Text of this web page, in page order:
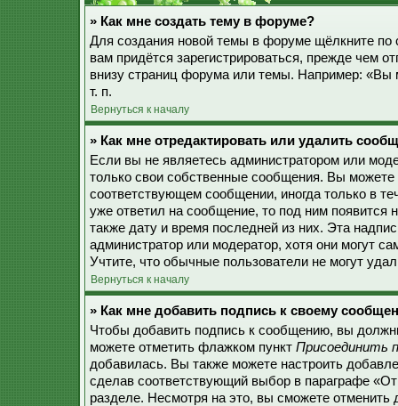
» Как мне создать тему в форуме?
Для создания новой темы в форуме щёлкните
вам придётся зарегистрироваться, прежде чем
внизу страниц форума или темы. Например: «Вы
т. п.
Вернуться к началу
» Как мне отредактировать или удалить
Если вы не являетесь администратором или
только свои собственные сообщения. Вы
соответствующем сообщении, иногда только в
уже ответил на сообщение, то под ним появится
также дату и время последней из них. Эта
администратор или модератор, хотя они могут
Учтите, что обычные пользователи не могут
Вернуться к началу
» Как мне добавить подпись к своему
Чтобы добавить подпись к сообщению, вы
можете отметить флажком пункт Присоединить
добавилась. Вы также можете настроить
сделав соответствующий выбор в параграфе
разделе. Несмотря на это, вы сможете